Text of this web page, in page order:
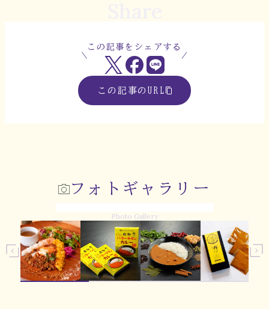
この記事をシェアする
この記事のURL
フォトギャラリー
Photo Gallery